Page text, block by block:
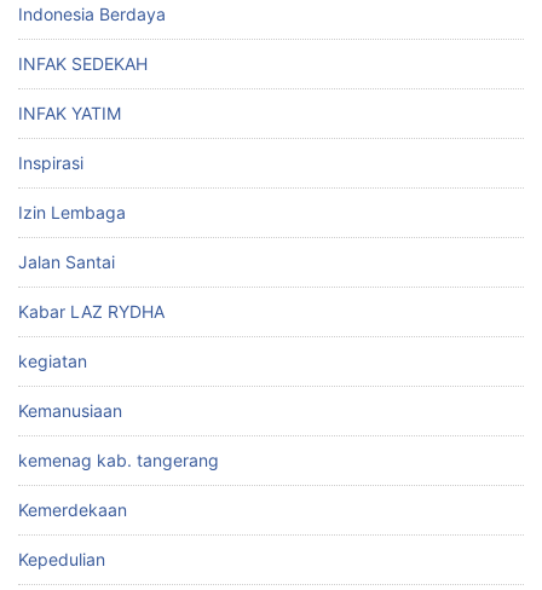
Indonesia Berdaya
INFAK SEDEKAH
INFAK YATIM
Inspirasi
Izin Lembaga
Jalan Santai
Kabar LAZ RYDHA
kegiatan
Kemanusiaan
kemenag kab. tangerang
Kemerdekaan
Kepedulian